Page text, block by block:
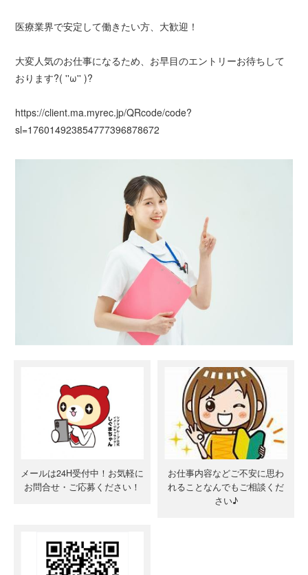
医療業界で安定して働きたい方、大歓迎！
大変人気のお仕事になるため、お早目のエントリーお待ちして
おります?( ''ω'' )?
https://client.ma.myrec.jp/QRcode/code?
sl=176014923854777396878672
メールは24H受付中！お気軽に
お問合せ・ご応募ください！
お仕事内容などご不安に思わ
れることなんでもご相談くだ
さい♪